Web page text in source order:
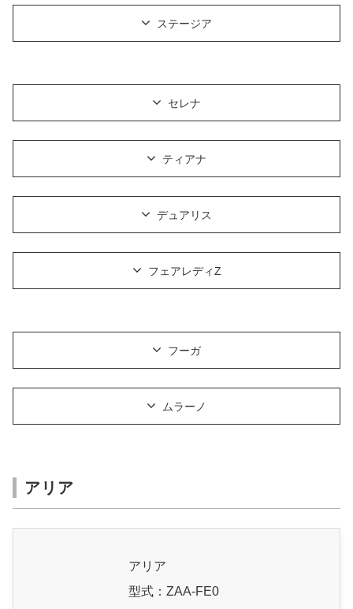
ステージア
セレナ
ティアナ
デュアリス
フェアレディZ
フーガ
ムラーノ
アリア
アリア
型式：ZAA-FE0